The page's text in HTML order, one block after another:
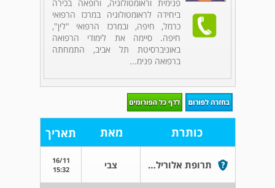
פנימית וראומטולוגיה, ורופאה בכירה
ביחידה לראומטולוגיה במרכז הרפואי
כרמל, חיפה, ובמרכז הרפואי "לין",
חיפה. סיימה את לימודי הרפואה
באוניברסיטת תל אביב, התמחתה
ברפואה פנימ...
כותרת מאת תאריך
תרופת אלוריל האם יכולה להועיל למחלות מעיים צבי
16/11
15:32